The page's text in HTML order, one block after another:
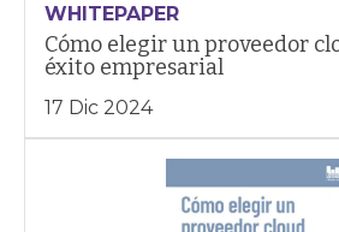
WHITEPAPER
Cómo elegir un proveedor
éxito empresarial
17 Dic 2024